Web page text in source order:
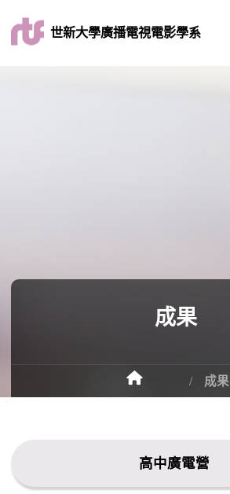
世新大學廣播電視電影學系
成果
成果
高中廣電營